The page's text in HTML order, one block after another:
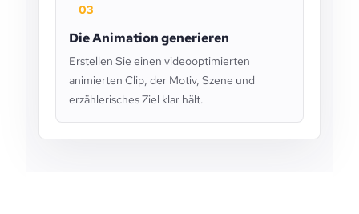
03
Die Animation generieren
Erstellen Sie einen videooptimierten
animierten Clip, der Motiv, Szene und
erzählerisches Ziel klar hält.